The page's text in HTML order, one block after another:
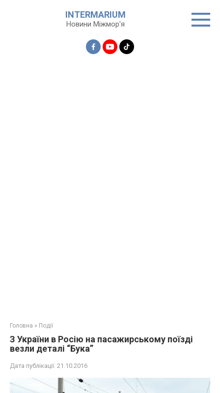
INTERMARIUM
Новини Міжмор'я
Головна » Події
З України в Росію на пасажирському поїзді
везли деталі “Бука”
Дата публікації: 21.10.2016